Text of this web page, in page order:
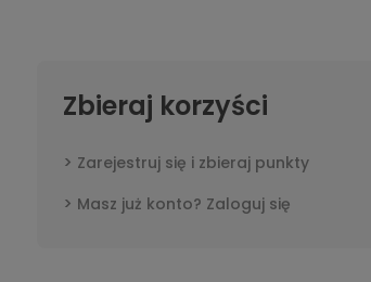
Zbieraj korzyści
Zarejestruj się i zbieraj punkty
Masz już konto? Zaloguj się